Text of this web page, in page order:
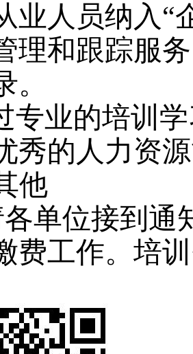
业人员纳入“
理和跟踪服
专业的培训
秀的人力资
他
各单位接到通
费工作。培